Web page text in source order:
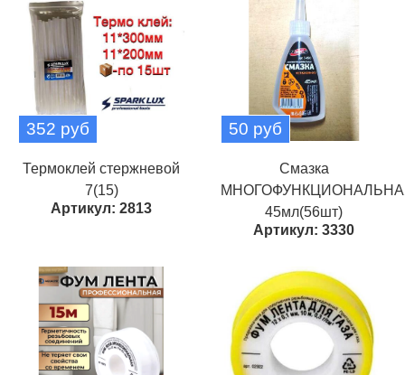
352 руб
Термоклей стержневой
7(15)
Артикул: 2813
50 руб
Смазка
45мл(56шт)
Артикул: 3330